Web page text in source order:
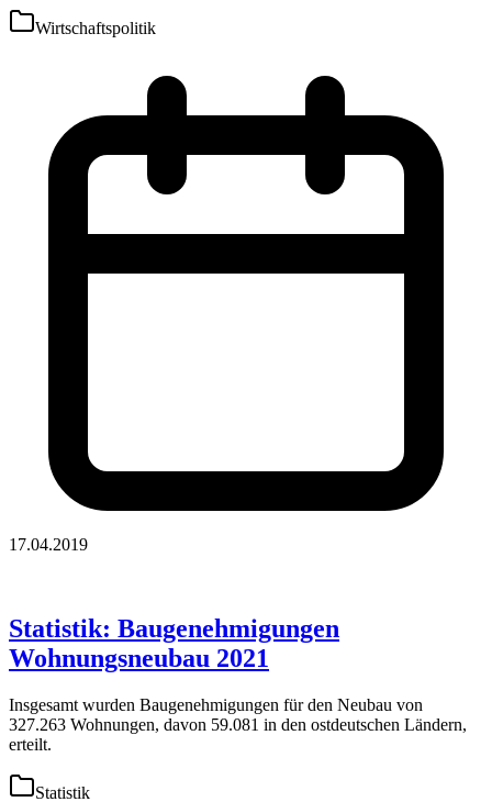
Wirtschaftspolitik
17.04.2019
Statistik: Baugenehmigungen
Wohnungsneubau 2021
Insgesamt wurden Baugenehmigungen für den Neubau von
327.263 Wohnungen, davon 59.081 in den ostdeutschen Ländern,
erteilt.
Statistik